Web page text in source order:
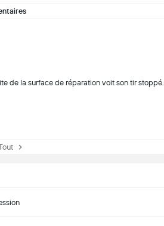
de la surface de réparation voit son tir stoppé.